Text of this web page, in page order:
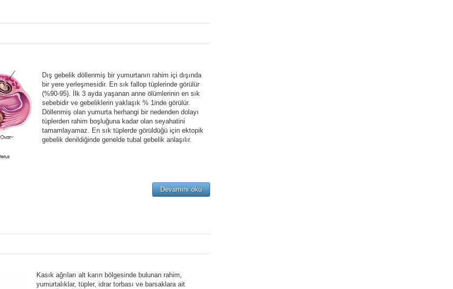
Dış gebelik döllenmiş bir yumurtanın rahim içi dışında
bir yere yerleşmesidir. En sık fallop tüplerinde görülür
(%90-95). İlk 3 ayda yaşanan anne ölümlerinin en sık
sebebidir ve gebeliklerin yaklaşık % 1inde görülür.
Döllenmiş olan yumurta herhangi bir nedenden dolayı
tüplerden rahim boşluğuna kadar olan seyahatini
tamamlayamaz. En sık tüplerde görüldüğü için ektopik
gebelik denildiğinde genelde tubal gebelik anlaşılır.
Devamını oku
Kasık ağrıları alt karın bölgesinde bulunan rahim,
yumurtalıklar, tüpler, idrar torbası ve barsaklara ait